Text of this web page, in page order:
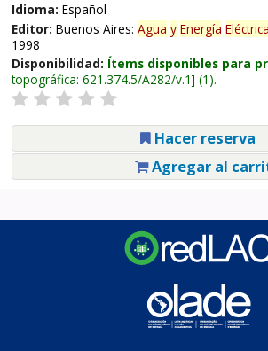
Idioma: Español
Editor: Buenos Aires: Agua y Energía
1998
Disponibilidad: Ítems disponibles para
topográfica: 621.374.5/A282/v.1 (1).
Hacer reserva
Agregar al